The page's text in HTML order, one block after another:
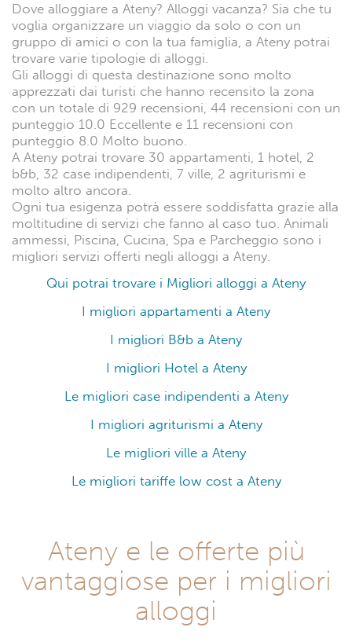
Dove alloggiare a Ateny? Alloggi vacanza? Sia che tu
voglia organizzare un viaggio da solo o con un
gruppo di amici o con la tua famiglia, a Ateny potrai
trovare varie tipologie di alloggi.
Gli alloggi di questa destinazione sono molto
apprezzati dai turisti che hanno recensito la zona
con un totale di 929 recensioni, 44 recensioni con un
punteggio 10.0 Eccellente e 11 recensioni con
punteggio 8.0 Molto buono.
A Ateny potrai trovare 30 appartamenti, 1 hotel, 2
b&b, 32 case indipendenti, 7 ville, 2 agriturismi e
molto altro ancora.
Ogni tua esigenza potrà essere soddisfatta grazie alla
moltitudine di servizi che fanno al caso tuo. Animali
ammessi, Piscina, Cucina, Spa e Parcheggio sono i
migliori servizi offerti negli alloggi a Ateny.
Qui potrai trovare i Migliori alloggi a Ateny
I migliori appartamenti a Ateny
I migliori B&b a Ateny
I migliori Hotel a Ateny
Le migliori case indipendenti a Ateny
I migliori agriturismi a Ateny
Le migliori ville a Ateny
Le migliori tariffe low cost a Ateny
Ateny e le offerte più
vantaggiose per i migliori
alloggi